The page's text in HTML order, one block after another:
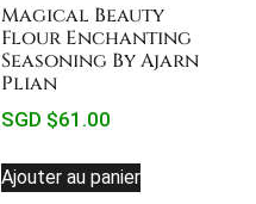
Magical Beauty
Flour Enchanting
Seasoning By Ajarn
Plian
SGD $61.00
Ajouter au panier